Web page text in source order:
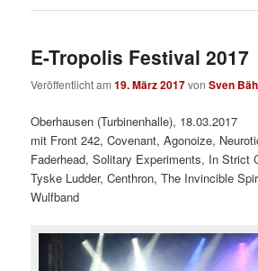
E-Tropolis Festival 2017
Veröffentlicht am19. März 2017vonSven
Oberhausen (Turbinenhalle), 18.03.2017
mit Front 242, Covenant, Agonoize,
Faderhead, Solitary Experiments, In Strict
Tyske Ludder, Centhron, The Invincible
Wulfband